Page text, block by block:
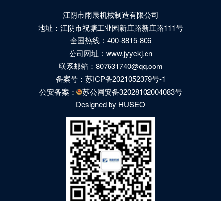
江阴市雨晨机械制造有限公司
地址：江阴市祝塘工业园新庄路新庄路111号
全国热线：400-8815-806
公司网址：www.jyyckj.cn
联系邮箱：807531740@qq.com
备案号： 苏ICP备2021052379号-1
公安备案：
苏公网安备32028102004083号
Designed by HUSEO